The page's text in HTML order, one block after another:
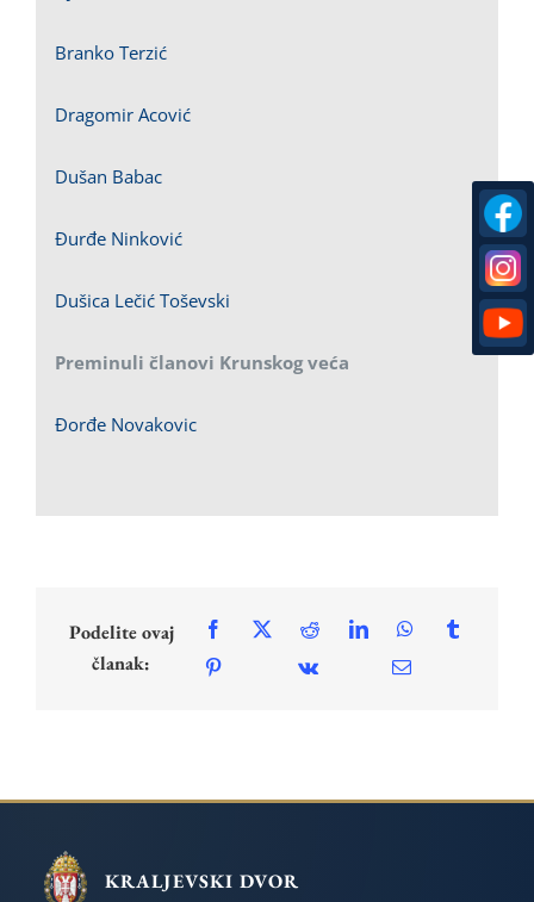
Branko Terzić
Dragomir Acović
Dušan Babac
Đurđe Ninković
Dušica Lečić Toševski
Preminuli članovi Krunskog veća
Đorđe Novakovic
Podelite ovaj
članak:
KRALJEVSKI DVOR